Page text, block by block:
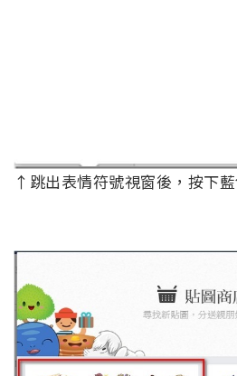
↑跳出表情符號視窗後，按下藍